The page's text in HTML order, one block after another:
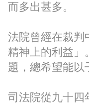
而多出甚多。
法院曾經在裁判
精神上的利益」
題，總希望能
司法院從九十四